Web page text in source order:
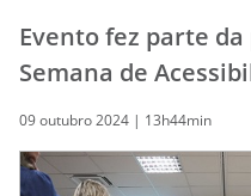
Evento fez parte
Semana de
09 outubro 2024 | 13h44min